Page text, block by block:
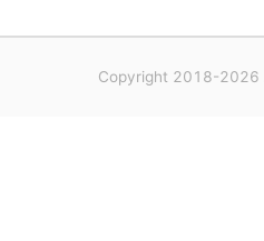
Copyright 2018-2026